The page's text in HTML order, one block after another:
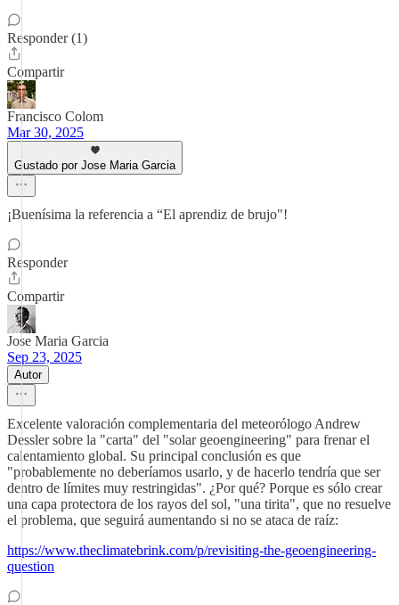
Responder (1)
Compartir
Francisco Colom
Mar 30, 2025
Gustado por Jose Maria Garcia
¡Buenísima la referencia a “El aprendiz de brujo"!
Responder
Compartir
Jose Maria Garcia
Sep 23, 2025
Autor
Excelente valoración complementaria del meteorólogo Andrew
Dessler sobre la "carta" del "solar geoengineering" para frenar el
calentamiento global. Su principal conclusión es que
"probablemente no deberíamos usarlo, y de hacerlo tendría que ser
dentro de límites muy restringidas". ¿Por qué? Porque es sólo crear
una capa protectora de los rayos del sol, "una tirita", que no resuelve
el problema, que seguirá aumentando si no se ataca de raíz:
https://www.theclimatebrink.com/p/revisiting-the-geoengineering-
question